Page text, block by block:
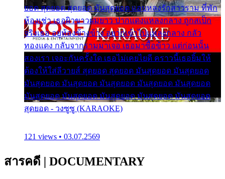
ยอด สุดยอด สุดยอด มันสุดยอด แอบหลงรักสาวราม ที่พัก
ห้องเช่า เธอผิวขาวผมยาว ปากแดงแหลงกลาง ถูกสเป็ก
จริงเธอ อยู่ห้องข้างข้าง อยากเข้าไปแหลงกลาง กลัว
ทองแดง กลับจากรามมาเจอ เธอมาซื้อข้าว แต่ก่อนนั้น
สองเรา เจอะกันครั้งใด เธอไม่เคยไยดี คราวนี้เธอยิ้มให้
ต้องให้ใส่ลีวายส์ สุดยอด สุดยอด มันสุดยอด มันสุดยอด
มันสุดยอด มันสุดยอด มันสุดยอด มันสุดยอด มันสุดยอด
มันสุดยอด มันสุดยอด มันสุดยอด มันสุดยอด มันสุดยอด
สุดยอด - วงซูซู (KARAOKE)
121 views • 03.07.2569
สารคดี | DOCUMENTARY